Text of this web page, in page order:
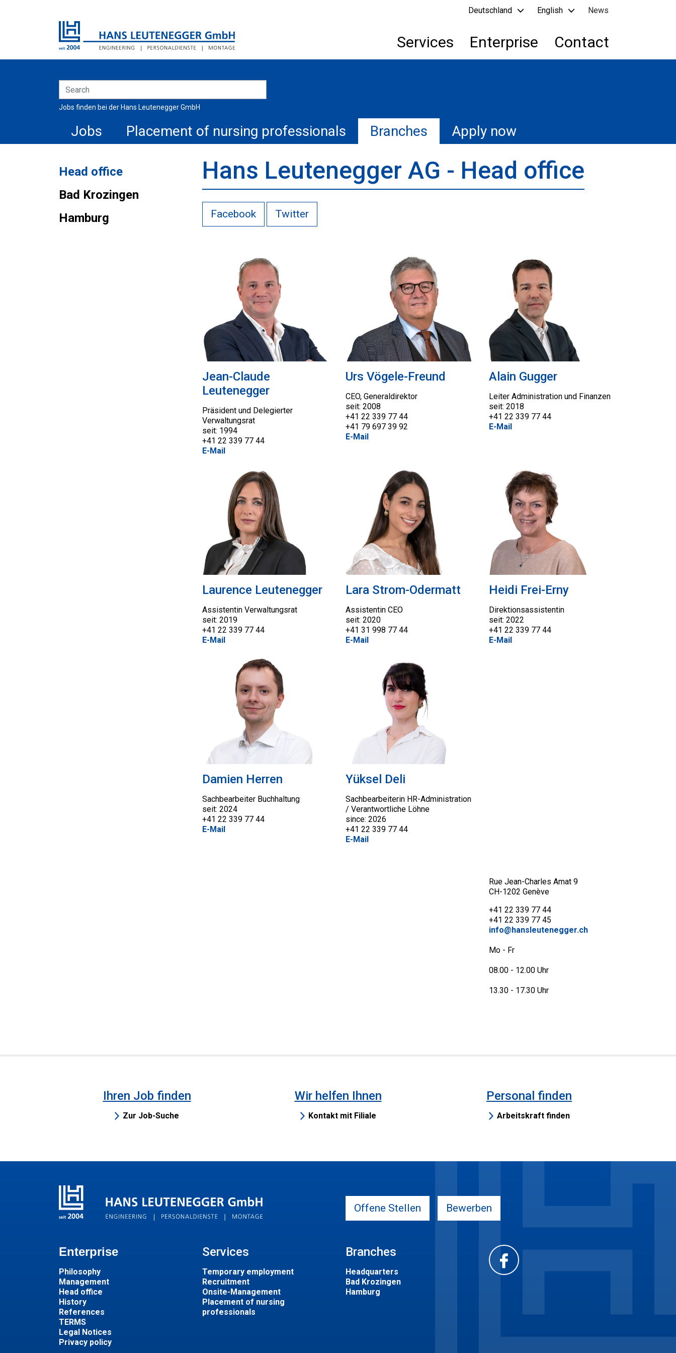
Deutschland English News
Services Enterprise Contact
Jobs finden bei der Hans Leutenegger GmbH
Jobs Placement of nursing professionals Branches Apply now
Head office
Bad Krozingen
Hamburg
Hans Leutenegger AG - Head office
Facebook Twitter
Jean-Claude
Leutenegger
Präsident und Delegierter
Verwaltungsrat
seit: 1994
+41 22 339 77 44
E-Mail
Urs Vögele-Freund
CEO, Generaldirektor
seit: 2008
+41 22 339 77 44
+41 79 697 39 92
E-Mail
Alain Gugger
Leiter Administration und Finanzen
seit: 2018
+41 22 339 77 44
E-Mail
Laurence Leutenegger
Assistentin Verwaltungsrat
seit: 2019
+41 22 339 77 44
E-Mail
Lara Strom-Odermatt
Assistentin CEO
seit: 2020
+41 31 998 77 44
E-Mail
Heidi Frei-Erny
Direktionsassistentin
seit: 2022
+41 22 339 77 44
E-Mail
Damien Herren
Sachbearbeiter Buchhaltung
seit: 2024
+41 22 339 77 44
E-Mail
Yüksel Deli
Sachbearbeiterin HR-Administration
/ Verantwortliche Löhne
since: 2026
+41 22 339 77 44
E-Mail
Rue Jean-Charles Amat 9
CH-1202 Genève
+41 22 339 77 44
+41 22 339 77 45
info@hansleutenegger.ch
Mo - Fr
08.00 - 12.00 Uhr
13.30 - 17.30 Uhr
Ihren Job finden
Zur Job-Suche
Wir helfen Ihnen
Kontakt mit Filiale
Personal finden
Arbeitskraft finden
Offene Stellen Bewerben
Enterprise
Philosophy
Management
Head office
History
References
TERMS
Legal Notices
Privacy policy
Services
Temporary employment
Recruitment
Onsite-Management
Placement of nursing
professionals
Branches
Headquarters
Bad Krozingen
Hamburg